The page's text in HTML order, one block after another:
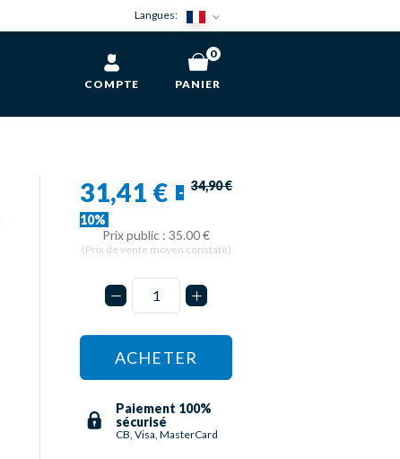
Langues:
COMPTE PANIER
0
31,41 €
-
10%
34,90 €
Prix public : 35.00 €
(Prix de vente moyen constaté)
ACHETER
Paiement 100%
sécurisé
CB, Visa, MasterCard